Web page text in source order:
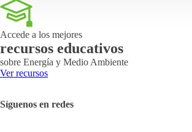
Accede a los mejores
recursos educativos
sobre Energía y Medio Ambiente
Ver recursos
Síguenos en redes